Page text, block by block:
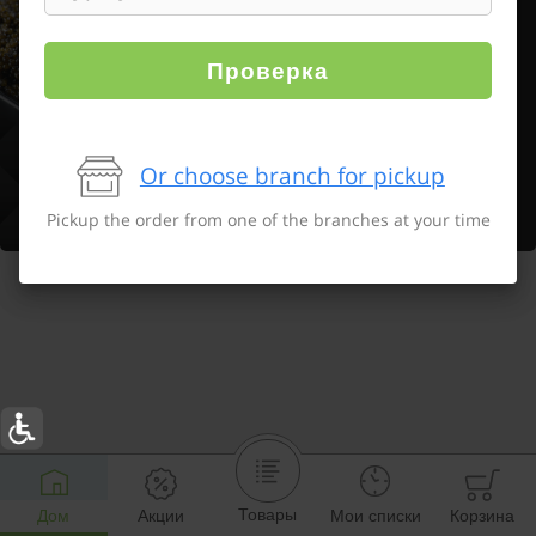
Дом Акции Товары Мои списки Корзина
Проверка
Or choose branch for pickup
Pickup the order from one of the branches at your time